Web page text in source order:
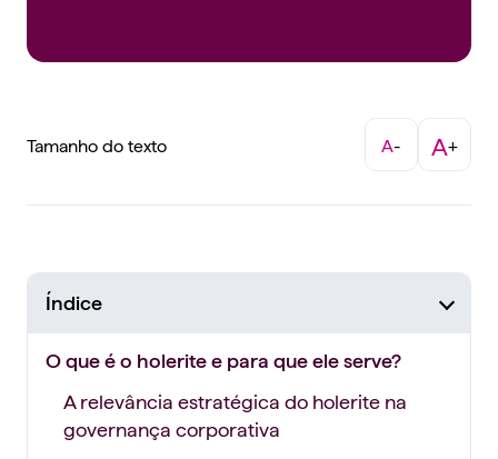
Tamanho do texto A- A+
Índice
O que é o holerite e para que ele serve?
A relevância estratégica do holerite na
governança corporativa